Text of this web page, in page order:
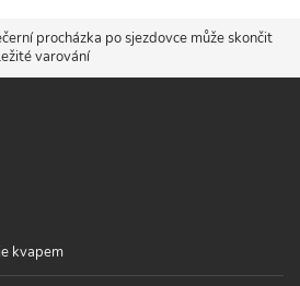
procházka po sjezdovce může skončit
varování
kvapem